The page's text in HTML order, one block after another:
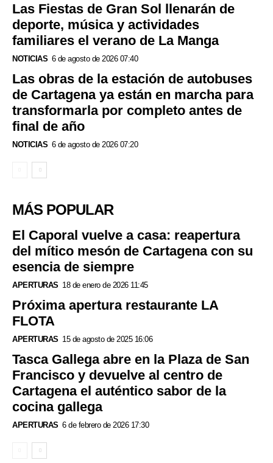
Las Fiestas de Gran Sol llenarán de
deporte, música y actividades
familiares el verano de La Manga
NOTICIAS 6 de agosto de 2026 07:40
Las obras de la estación de autobuses
de Cartagena ya están en marcha para
transformarla por completo antes de
final de año
NOTICIAS 6 de agosto de 2026 07:20
MÁS POPULAR
El Caporal vuelve a casa: reapertura
del mítico mesón de Cartagena con su
esencia de siempre
APERTURAS 18 de enero de 2026 11:45
Próxima apertura restaurante LA
FLOTA
APERTURAS 15 de agosto de 2025 16:06
Tasca Gallega abre en la Plaza de San
Francisco y devuelve al centro de
Cartagena el auténtico sabor de la
cocina gallega
APERTURAS 6 de febrero de 2026 17:30